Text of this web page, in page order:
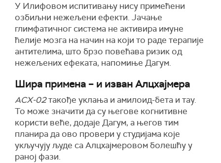
У Илифовом испитивању нису примећени
озбиљни нежељени ефекти. Јачање
глимфатичног система не активира имуне
ћелије мозга на начин на који то раде терапије
антителима, што брзо повећава ризик од
нежељених ефеката, напомиње Дагум.
Шира примена – и изван Алцхајмера
ACX-02такође уклања и амилоид-бета и тау.
То може значити да су његове когнитивне
користи веће, додаје Дагум, а његов тим
планира да ово провери у студијама које
укључују људе са Алцхајмеровом болешћу у
раној фази.